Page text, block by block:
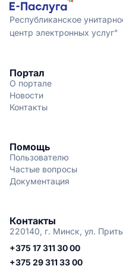
Республиканское
центр электронных услуг"
Портал
О портале
Новости
Контакты
Помощь
Пользователю
Частые вопросы
Документация
Контакты
220140, г. Минск, ул.
+375 17 311 30 00
+375 29 311 33 00